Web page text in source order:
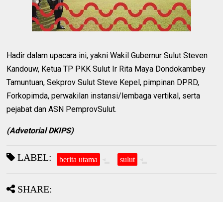
Hadir dalam upacara ini, yakni Wakil Gubernur Sulut Steven
Kandouw, Ketua TP PKK Sulut Ir Rita Maya Dondokambey
Tamuntuan, Sekprov Sulut Steve Kepel, pimpinan DPRD,
Forkopimda, perwakilan instansi/lembaga vertikal, serta
pejabat dan ASN PemprovSulut.
(AdvetorialDKIPS)
LABEL: berita utama sulut
SHARE: